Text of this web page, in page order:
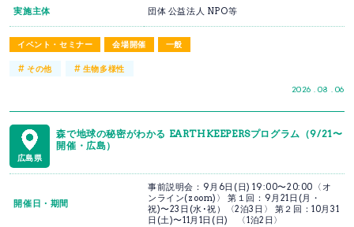
イベント・セミナー 会場開催 一般
2026 . 08 . 06
実施主体 団体 公益法人 NPO等
#その他 # 生物多様性
広島県
森で地球の秘密がわかる EARTHKEEPERSプログラム（9/21〜
開催・広島）
開催日・期間
事前説明会：9月6日(日) 19:00〜20:00〈オ
ンライン(zoom)〉 第１回：9月21日(月・
祝)〜23日(水･祝）〈2泊3日〉 第２回：10月31
日(土)〜11月1日(日) 〈1泊2日〉